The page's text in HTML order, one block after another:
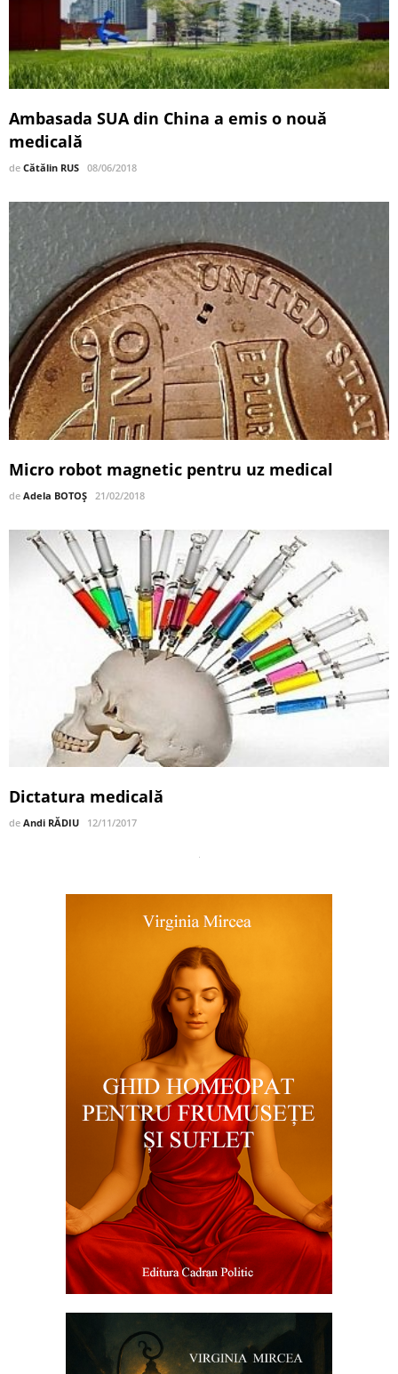
Ambasada SUA din China a emis o nouă
medicală
de Cătălin RUS 08/06/2018
Micro robot magnetic pentru uz medical
de Adela BOTOȘ 21/02/2018
Dictatura medicală
de Andi RĂDIU 12/11/2017